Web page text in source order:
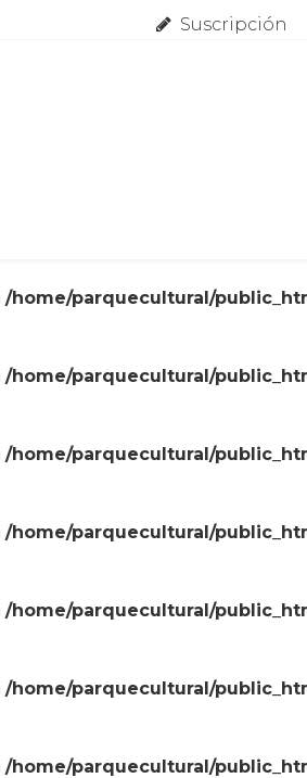
Suscripción
/home/parquecultural/
/home/parquecultural/
/home/parquecultural/
/home/parquecultural/
/home/parquecultural/
/home/parquecultural/
/home/parquecultural/